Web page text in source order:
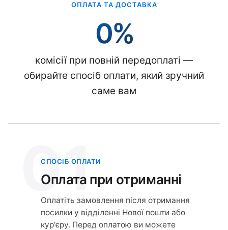
ОПЛАТА ТА ДОСТАВКА
0%
комісії при повній передоплаті —
обирайте спосіб оплати, який зручний
саме вам
01
СПОСІБ ОПЛАТИ
Оплата при отриманні
Оплатіть замовлення після отримання
посилки у відділенні Нової пошти або
кур'єру. Перед оплатою ви можете